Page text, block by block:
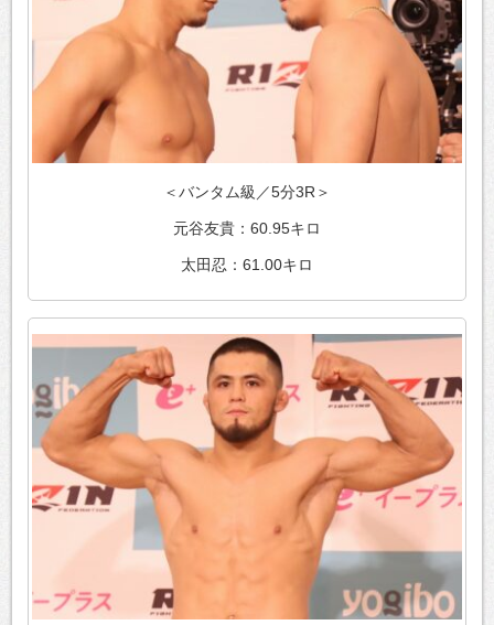
＜バンタム級／5分3R＞
元谷友貴：60.95キロ
太田忍：61.00キロ